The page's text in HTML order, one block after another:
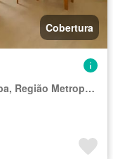
Cobertura
Região Geográfica Imediata de Curitiba, Região Metropolitana de Curitiba